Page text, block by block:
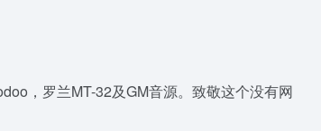
，罗兰MT-32及GM音源。致敬这个没有网